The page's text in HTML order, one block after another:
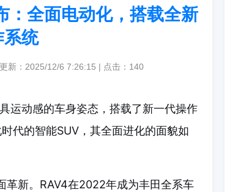
：全面电动化，搭载全新
系统
新：2025/12/6 7:26:15 | 点击： 140
运动感的车身姿态，搭载了新一代操作
代的智能SUV，其全面进化的面貌如
革新。RAV4在2022年成为丰田全系车